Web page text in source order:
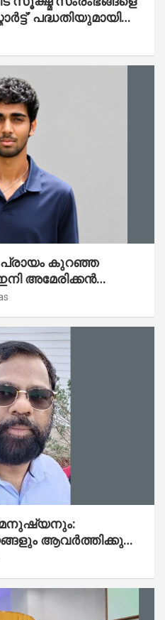
പദ്ധതിയുമായി
പ്രകാശനം
പ്രായം കുറഞ്ഞ
അമേരിക്കൻ
ആവർത്തിക്കുന്ന